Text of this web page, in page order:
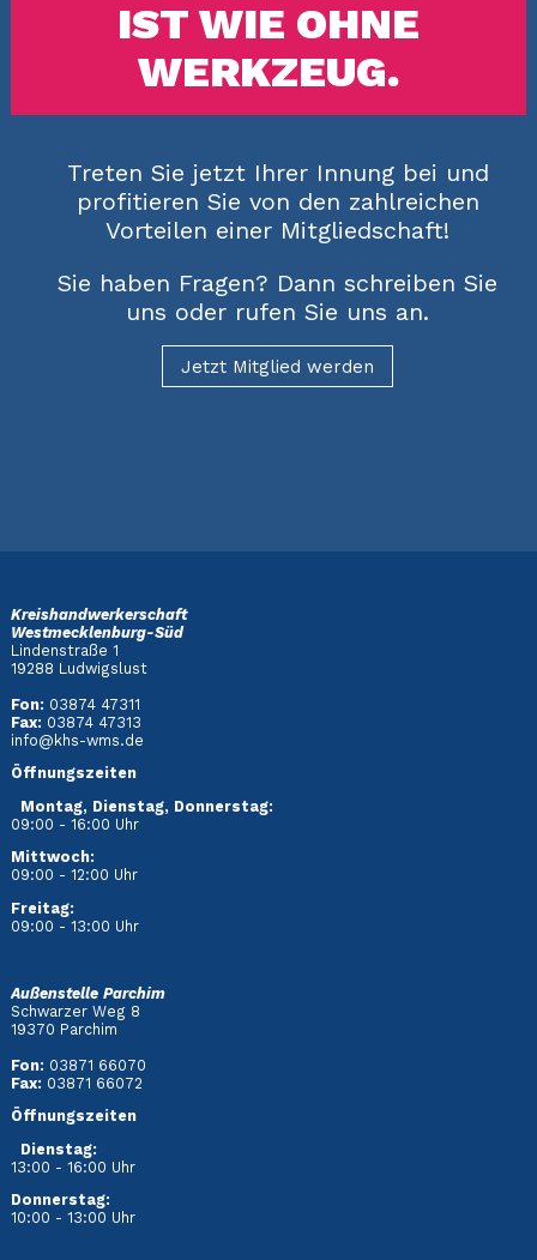
IST WIE OHNE
WERKZEUG.
Treten Sie jetzt Ihrer Innung bei und
profitieren Sie von den zahlreichen
Vorteilen einer Mitgliedschaft!
Sie haben Fragen? Dann schreiben Sie
uns oder rufen Sie uns an.
Jetzt Mitglied werden
Kreishandwerkerschaft
Westmecklenburg-Süd
Lindenstraße 1
19288 Ludwigslust
Fon: 03874 47311
Fax: 03874 47313
info@khs-wms.de
Öffnungszeiten
Montag, Dienstag, Donnerstag:
09:00 - 16:00 Uhr
Mittwoch:
09:00 - 12:00 Uhr
Freitag:
09:00 - 13:00 Uhr
Außenstelle Parchim
Schwarzer Weg 8
19370 Parchim
Fon: 03871 66070
Fax: 03871 66072
Öffnungszeiten
Dienstag:
13:00 - 16:00 Uhr
Donnerstag:
10:00 - 13:00 Uhr